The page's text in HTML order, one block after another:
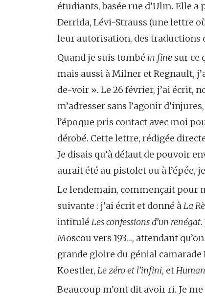
étudiants, basée rue d’Ulm. Elle
Derrida, Lévi-Strauss (une lettre
leur autorisation, des traductions
Quand je suis tombé in fine sur ce
mais aussi à Milner et Regnault,
de-voir ». Le 26 février, j’ai écrit,
m’adresser sans l’agonir
l’époque pris contact avec moi
dérobé. Cette lettre, rédigée
Je disais qu’à défaut de pouvoir
aurait été au pistolet ou à l’épée,
Le lendemain, commençait pour
suivante : j’ai écrit et donné àLa
intitulé Les confessions d’un renégat
Moscou vers 193…, attendant
grande gloire du génial camarade
Koestler, Le zéro et l’infini, et
Beaucoup m’ont dit avoir ri. Je